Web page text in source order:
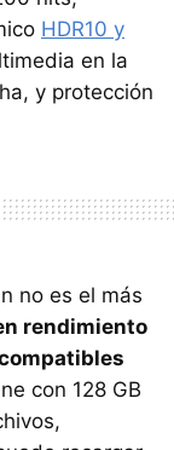
HDR10 y
en la
y protección
no es el más
rendimiento
con 128 GB